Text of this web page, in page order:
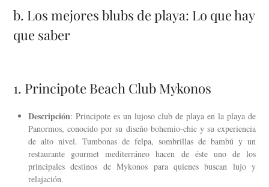
b. Los mejores blubs de playa: Lo que hay
que saber
1. Principote Beach Club Mykonos
Descripción: Principote es un lujoso club de playa en la playa de
Panormos, conocido por su diseño bohemio-chic y su experiencia
de alto nivel. Tumbonas de felpa, sombrillas de bambú y un
restaurante gourmet mediterráneo hacen de éste uno de los
principales destinos de Mykonos para quienes buscan lujo y
relajación.